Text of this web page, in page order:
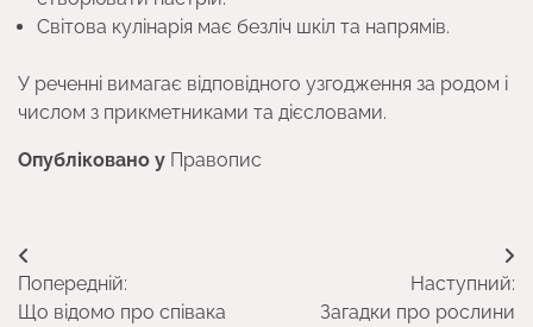
Світова кулінарія має безліч шкіл та напрямів.
У реченні вимагає відповідного узгодження за родом і
числом з прикметниками та дієсловами.
Опубліковано у Правопис
Навігація
записів
Попередній:
Що відомо про співака
Наступний:
Загадки про рослини